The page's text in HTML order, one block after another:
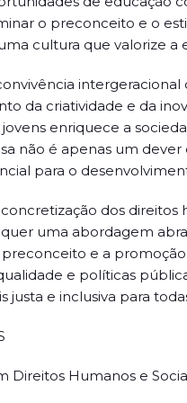
o preconceito e o
cultura que valorize a
da criatividade e da
enriquece a
não é apenas um
para o
dos direitos
uma abordagem
e a
e políticas
justa e inclusiva para
Direitos Humanos e